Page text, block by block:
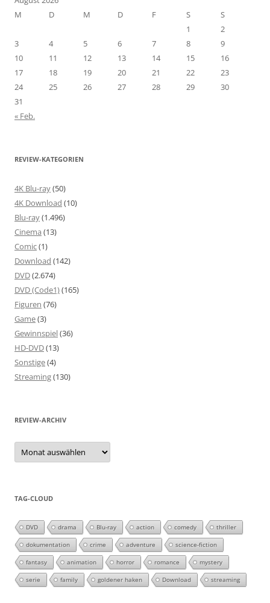
M
D M D F S
S
1
2
3
4 5 6 7 8
9
10
11 12 13 14 15
16
17
18 19 20 21 22
23
24
25 26 27 28 29
30
31
« Feb.
REVIEW-KATEGORIEN
4K Blu-ray(50)
4K Download (10)
Blu-ray(1.496)
Cinema (13)
Comic(1)
Download (142)
DVD(2.674)
DVD (Code1)(165)
Figuren (76)
Game(3)
Gewinnspiel(36)
HD-DVD(13)
Sonstige(4)
Streaming(130)
REVIEW-ARCHIV
Review-
Archiv
TAG-CLOUD
DVD drama Blu-ray action comedy thriller
dokumentation crime adventure science-fiction
fantasy animation horror romance mystery
serie family goldener haken Download streaming